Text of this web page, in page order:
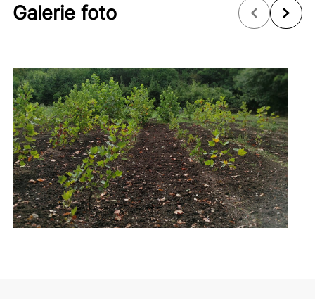
Galerie foto